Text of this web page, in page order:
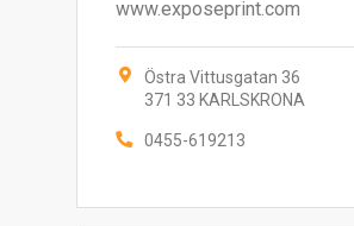
www.exposeprint.com
Östra Vittusgatan 36
371 33 KARLSKRONA
0455-619213